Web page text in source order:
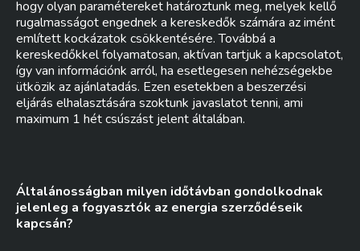
hogy olyan paramétereket határoztunk meg, melyek kellő
rugalmasságot engednek a kereskedők számára az imént
említett kockázatok csökkentésére. Továbbá a
kereskedőkkel folyamatosan, aktívan tartjuk a kapcsolatot,
így van információnk arról, ha esetlegesen nehézségekbe
ütközik az ajánlatadás. Ezen esetekben a beszerzési
eljárás elhalasztására szoktunk javaslatot tenni, ami
maximum 1 hét csúszást jelent általában.
Általánosságban milyen időtávban gondolkodnak
jelenleg a fogyasztók az energia szerződéseik
kapcsán?